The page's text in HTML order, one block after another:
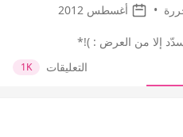
• أغسطس 2012
إلا من العرض : )!*
التعليقات 1K